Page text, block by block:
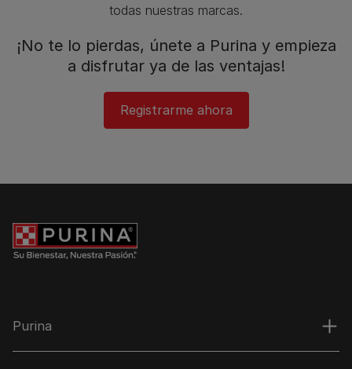
todas nuestras marcas.​
¡No te lo pierdas, únete a Purina y empieza
a disfrutar ya de las ventajas!​
Registrarme ahora
Purina